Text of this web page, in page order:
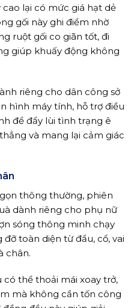
lại có mức giá hạt dẻ
gối này ghi điểm nhờ
ruột gối co giãn tốt, đi
giúp khuấy động không
riêng cho dân công sở
hình máy tính, hỗ trợ điều
để đẩy lùi tình trạng ê
và mang lại cảm giác
thông thường, phiên
dành riêng cho phụ nữ
sóng thông minh chạy
toàn diện từ đầu, cổ, vai
chân.
thể thoải mái xoay trở,
mà không cần tốn công